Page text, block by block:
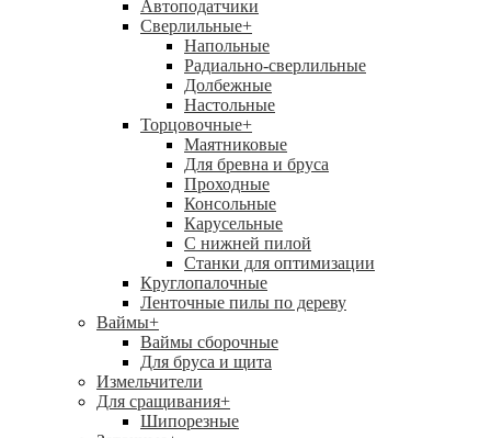
Автоподатчики
Сверлильные+
Напольные
Радиально-сверлильные
Долбежные
Настольные
Торцовочные+
Маятниковые
Для бревна и бруса
Проходные
Консольные
Карусельные
С нижней пилой
Станки для оптимизации
Круглопалочные
Ленточные пилы по дереву
Ваймы+
Ваймы сборочные
Для бруса и щита
Измельчители
Для сращивания+
Шипорезные